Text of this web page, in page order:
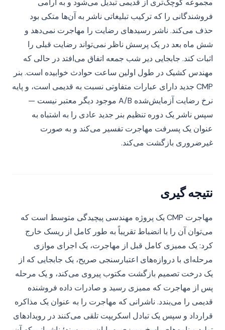
مجموعه کوچک‌تری از قدیمی تبدیل می‌شود و به آرامی
فروشندگانی را که ترکیب تبلیغاتی ناشر به آن‌ها متکی بود
حذف می‌کند. ناشر رسیدهای رضایت را مهاجرت نمی‌دهد و
شش ماه بعد در یک پرسش ناظر نمی‌تواند رضایت قبلی را
اثبات کند. جابجایی دیر شب جمعه اتفاق می‌افتد در حالی که
مهندس کشیک در طول اولین ساعت حوادث خوابیده است. بنر
CMP جدید دارای عبارات متفاوتی نسبت به قدیمی است، و پایه
نرخ رضایت آزمایش‌شده A/B موجود دیگر معتبر نیست —
سپس ناشر یک دوره تنظیم بنر جدید عادی را به اشتباه به
عنوان یک پسرفت مهاجرت تفسیر می‌کند و به صورت
غیرضروری بازگشت می‌کند.
نتیجه گیری
مهاجرت CMP یک پروژه مهندسی پیچیدگی متوسط است که
می‌توان آن را با انضباط تقریباً به طور کامل از ریسک خارج
کرد: یک ممیزی کامل قبل از مهاجرت، یک اجرای موازی
مرحله‌ای با دروازه‌های اعتبارسنجی صریح، یک جابجایی که از
یک درخت تصمیم بازگشت مکتوب پیروی می‌کند، و یک مرحله
پس از مهاجرت که ممیزی رسید و صادرات داده فروشنده
قدیمی را می‌بندد. ناشرانی که مهاجرت را به عنوان یک مذاکره
قرارداد و سپس یک تبادل اسکریپت تلقی می‌کنند در رویدادهای